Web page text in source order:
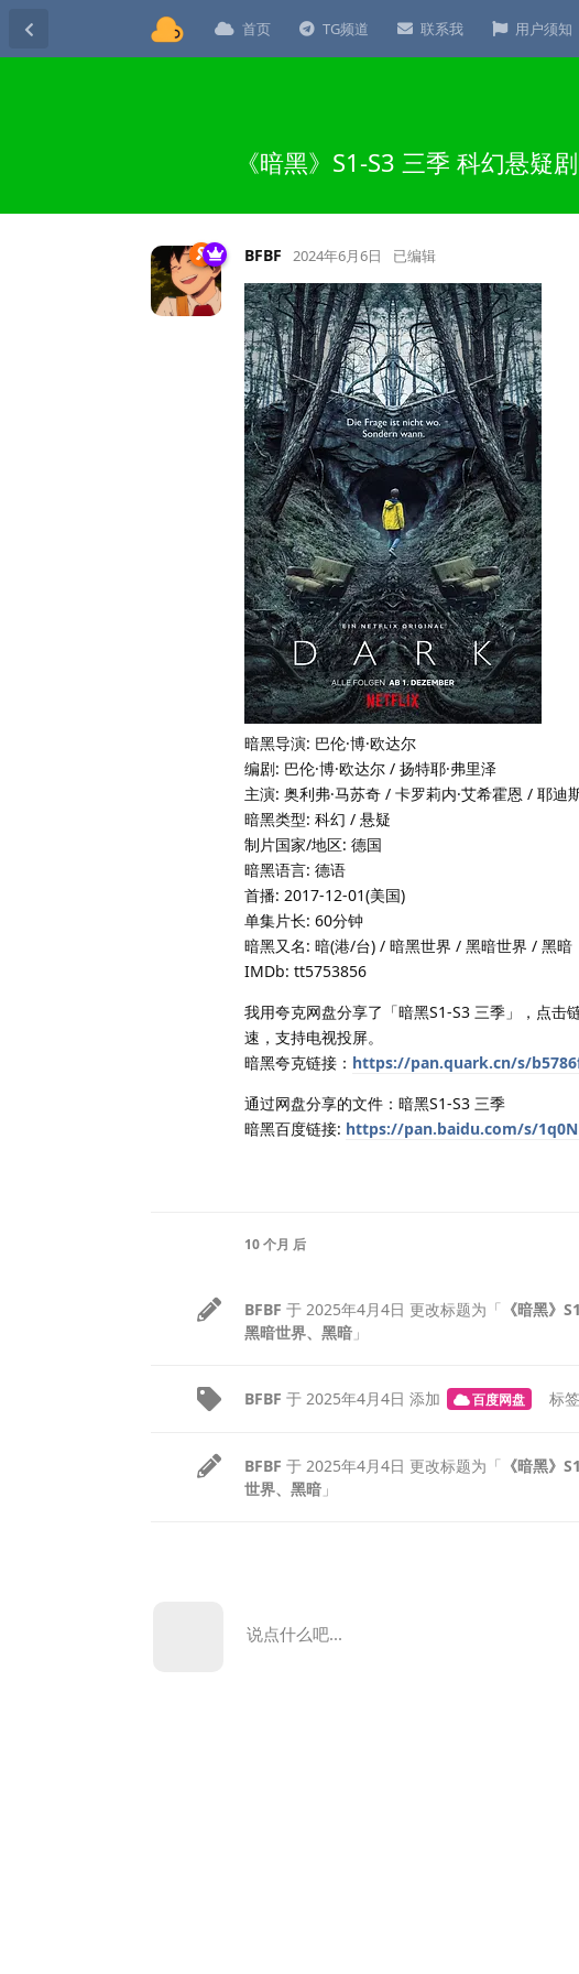
首页 TG频道 联系我 用户须知
《暗黑》S1-S3 三季 科幻悬
BFBF 2024年6月6日 已编辑
暗黑导演: 巴伦·博·欧达尔
编剧: 巴伦·博·欧达尔 / 扬特耶·弗里泽
主演: 奥利弗·马苏奇 / 卡罗莉内·艾希霍恩 / 耶迪
暗黑类型: 科幻 / 悬疑
制片国家/地区: 德国
暗黑语言: 德语
首播: 2017-12-01(美国)
单集片长: 60分钟
暗黑又名: 暗(港/台) / 暗黑世界 / 黑暗世界 / 黑暗
IMDb: tt5753856
我用夸克网盘分享了「暗黑S1-S3 三季」，点击
速，支持电视投屏。
暗黑夸克链接： https://pan.quark.cn/s/
通过网盘分享的文件：暗黑S1-S3 三季
暗黑百度链接: https://pan.baidu.com/s/
10 个月 后
BFBF 于 2025年4月4日 更改标题为「 《暗黑》
黑暗世界、黑暗 」
BFBF 于 2025年4月4日 添加 百度网盘 标签
BFBF 于 2025年4月4日 更改标题为「 《暗黑》
世界、黑暗 」
说点什么吧...